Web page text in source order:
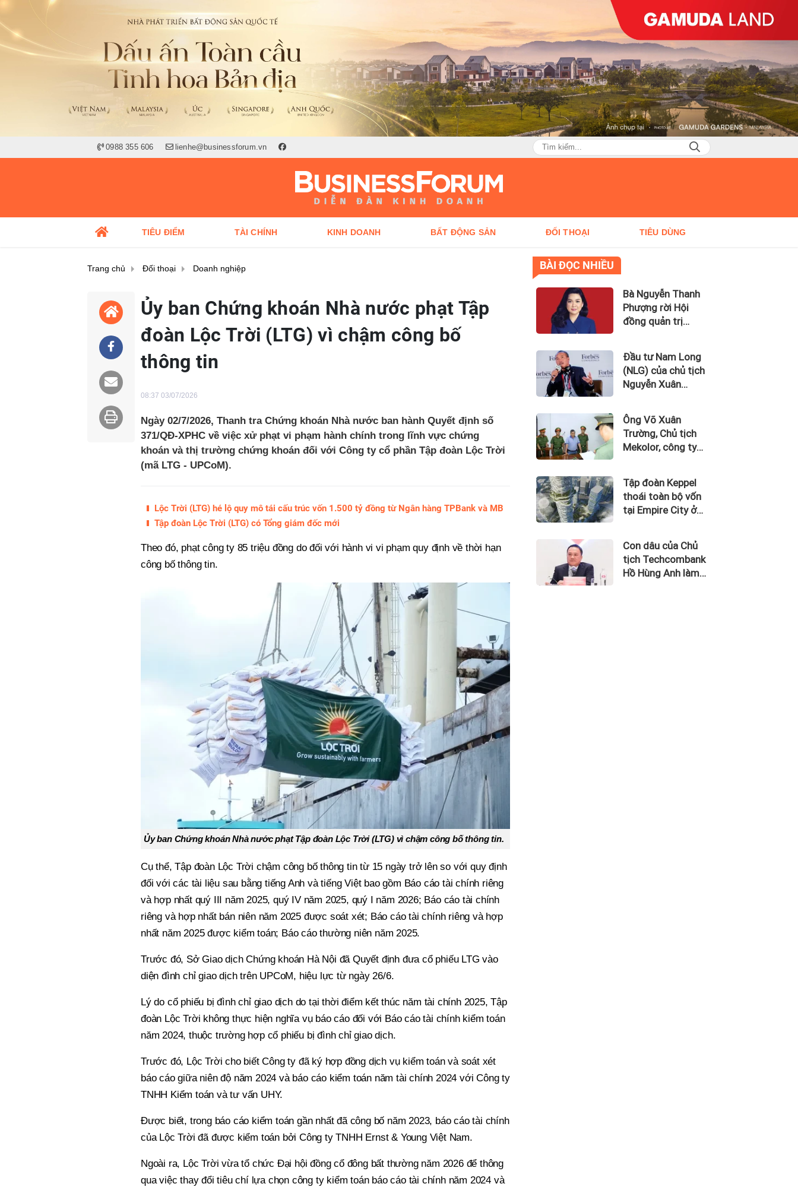
0988 355 606 lienhe@businessforum.vn
TIÊU ĐIỂM TÀI CHÍNH KINH DOANH BẤT ĐỘNG SẢN ĐỐI THOẠI TIÊU DÙNG
Trang chủ Đối thoại Doanh nghiệp
Ủy ban Chứng khoán Nhà nước phạt Tập
đoàn Lộc Trời (LTG) vì chậm công bố
thông tin
08:37 03/07/2026
Ngày 02/7/2026, Thanh tra Chứng khoán Nhà nước ban hành Quyết định số
371/QĐ-XPHC về việc xử phạt vi phạm hành chính trong lĩnh vực chứng
khoán và thị trường chứng khoán đối với Công ty cổ phần Tập đoàn Lộc Trời
(mã LTG - UPCoM).
Lộc Trời (LTG) hé lộ quy mô tái cấu trúc vốn 1.500 tỷ đồng từ Ngân hàng TPBank và MB
Tập đoàn Lộc Trời (LTG) có Tổng giám đốc mới
Theo đó, phạt công ty 85 triệu đồng do đối với hành vi vi phạm quy định về thời hạn
công bố thông tin.
Ủy ban Chứng khoán Nhà nước phạt Tập đoàn Lộc Trời (LTG) vì chậm công bố thông tin.
Cụ thể, Tập đoàn Lộc Trời chậm công bố thông tin từ 15 ngày trở lên so với quy định
đối với các tài liệu sau bằng tiếng Anh và tiếng Việt bao gồm Báo cáo tài chính riêng
và hợp nhất quý III năm 2025, quý IV năm 2025, quý I năm 2026; Báo cáo tài chính
riêng và hợp nhất bán niên năm 2025 được soát xét; Báo cáo tài chính riêng và hợp
nhất năm 2025 được kiểm toán; Báo cáo thường niên năm 2025.
Trước đó, Sở Giao dịch Chứng khoán Hà Nội đã Quyết định đưa cổ phiếu LTG vào
diện đình chỉ giao dịch trên UPCoM, hiệu lực từ ngày 26/6.
Lý do cổ phiếu bị đình chỉ giao dịch do tại thời điểm kết thúc năm tài chính 2025, Tập
đoàn Lộc Trời không thực hiện nghĩa vụ báo cáo đối với Báo cáo tài chính kiểm toán
năm 2024, thuộc trường hợp cổ phiếu bị đình chỉ giao dịch.
Trước đó, Lộc Trời cho biết Công ty đã ký hợp đồng dịch vụ kiểm toán và soát xét
báo cáo giữa niên độ năm 2024 và báo cáo kiểm toán năm tài chính 2024 với Công ty
TNHH Kiểm toán và tư vấn UHY.
Được biết, trong báo cáo kiểm toán gần nhất đã công bố năm 2023, báo cáo tài chính
của Lộc Trời đã được kiểm toán bởi Công ty TNHH Ernst & Young Việt Nam.
Ngoài ra, Lộc Trời vừa tổ chức Đại hội đồng cổ đông bất thường năm 2026 để thông
qua việc thay đổi tiêu chí lựa chọn công ty kiểm toán báo cáo tài chính năm 2024 và
BÀI ĐỌC NHIỀU
Bà Nguyễn Thanh
Phượng rời Hội
đồng quản trị
Việt (BVBank)
Đầu tư Nam Long
(NLG) của chủ tịch
Nguyễn Xuân
quỹ đất tại dự án
Waterpoint, Izumi
City
Ông Võ Xuân
Trường, Chủ tịch
Mekolor, công ty
sắt cao tốc Bắc
Nam bị bắt
Tập đoàn Keppel
thoái toàn bộ vốn
tại Empire City ở
thu về 270 triệu
USD
Con dâu của Chủ
tịch Techcombank
Hồ Hùng Anh làm